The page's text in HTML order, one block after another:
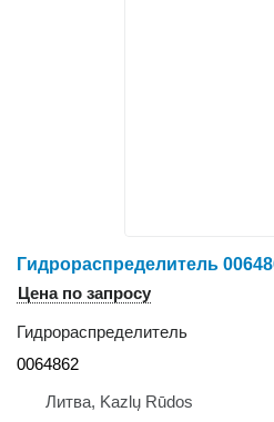
Цена по запросу
Гидрораспределитель
0064862
Литва, Kazlų Rūdos